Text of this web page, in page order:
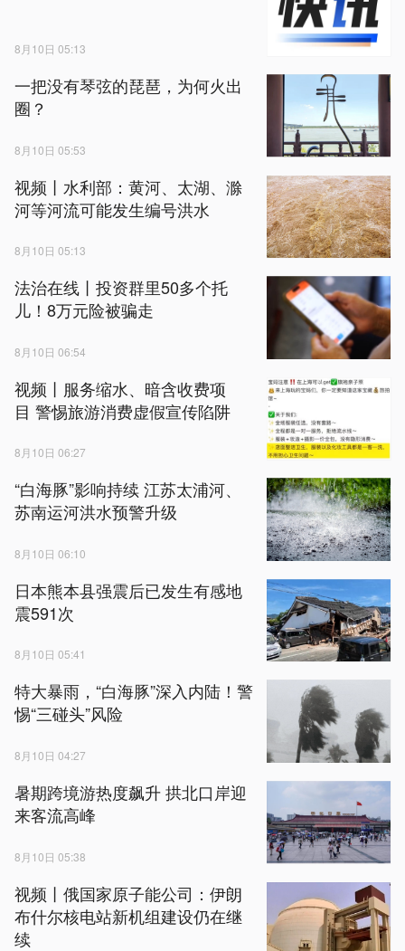
8月10日 05:13
一把没有琴弦的琵琶，为何火出
圈？
8月10日 05:53
视频丨水利部：黄河、太湖、滁
河等河流可能发生编号洪水
8月10日 05:13
法治在线丨投资群里50多个托
儿！8万元险被骗走
8月10日 06:54
视频丨服务缩水、暗含收费项
目 警惕旅游消费虚假宣传陷阱
8月10日 06:27
“白海豚”影响持续 江苏太浦河、
苏南运河洪水预警升级
8月10日 06:10
日本熊本县强震后已发生有感地
震591次
8月10日 05:41
特大暴雨，“白海豚”深入内陆！警
惕“三碰头”风险
8月10日 04:27
暑期跨境游热度飙升 拱北口岸迎
来客流高峰
8月10日 05:38
视频丨俄国家原子能公司：伊朗
布什尔核电站新机组建设仍在继
续